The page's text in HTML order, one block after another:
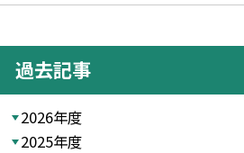
過去記事
2026年度
2025年度